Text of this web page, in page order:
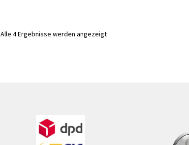
Alle 4 Ergebnisse werden angezeigt